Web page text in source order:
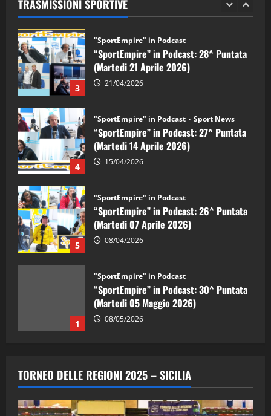
TRASMISSIONI SPORTIVE
2 28/04/2026
3
"SportEmpire" in Podcast
“SportEmpire” in Podcast: 28^ Puntata
(Martedi 21 Aprile 2026)
21/04/2026
4
"SportEmpire" in Podcast Sport News
“SportEmpire” in Podcast: 27^ Puntata
(Martedi 14 Aprile 2026)
15/04/2026
5
"SportEmpire" in Podcast
“SportEmpire” in Podcast: 26^ Puntata
(Martedi 07 Aprile 2026)
08/04/2026
1
"SportEmpire" in Podcast
“SportEmpire” in Podcast: 30^ Puntata
(Martedi 05 Maggio 2026)
08/05/2026
2
“SportEmpire” in Podcast: 29^ Puntata
(Martedi 28 Aprile 2026)
28/04/2026
TORNEO DELLE REGIONI 2025 – SICILIA